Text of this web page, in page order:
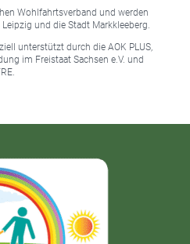
Wohlfahrtsverband und werden
und die Stadt Markkleeberg.
unterstützt durch die AOK PLUS,
im Freistaat Sachsen e.V. und